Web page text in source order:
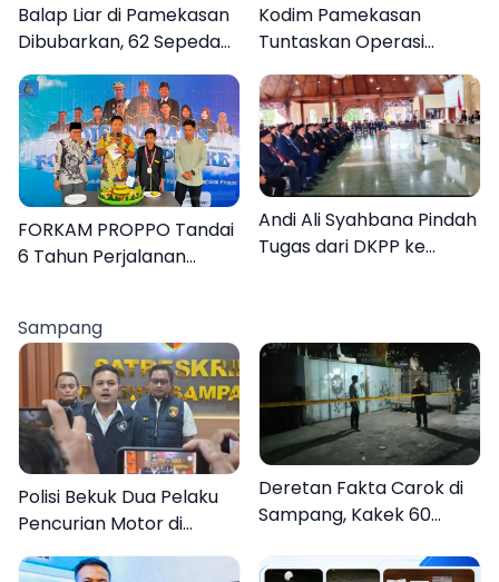
Balap Liar di Pamekasan
Dibubarkan, 62 Sepeda
Motor Diamankan
Kodim Pamekasan
Tuntaskan Operasi
Katarak Gratis, 160
Warga Kembali Melihat
Lebih Jelas
FORKAM PROPPO Tandai
6 Tahun Perjalanan
Organisasi
Andi Ali Syahbana Pindah
Tugas dari DKPP ke
Sampang
Polisi Bekuk Dua Pelaku
Pencurian Motor di
Bajrasokah Sampang
Deretan Fakta Carok di
Sampang, Kakek 60
Pria